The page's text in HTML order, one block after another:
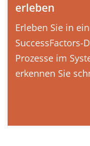
erleben
Erleben Sie in
SuccessFactors-
Prozesse im
erkennen Sie